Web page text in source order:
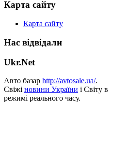
Карта сайту
Карта сайту
Нас відвідали
Ukr.Net
Авто базар http://avtosale.ua/.
Свіжі новини України і Світу в
режимі реального часу.